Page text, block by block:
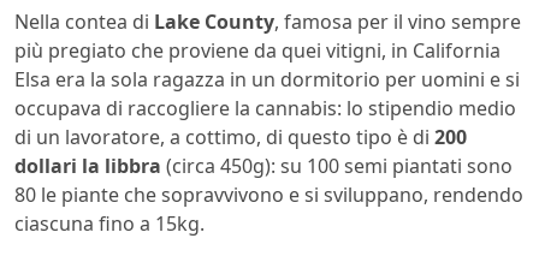
Nella contea di Lake County, famosa per il vino sempre
più pregiato che proviene da quei vitigni, in California
Elsa era la sola ragazza in un dormitorio per uomini e si
occupava di raccogliere la cannabis: lo stipendio medio
di un lavoratore, a cottimo, di questo tipo è di 200
dollari la libbra (circa 450g): su 100 semi piantati sono
80 le piante che sopravvivono e si sviluppano, rendendo
ciascuna fino a 15kg.